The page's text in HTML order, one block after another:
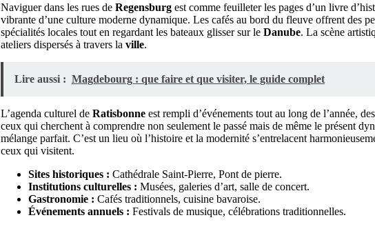
Naviguer dans les rues de Regensburg est comme feuilleter les pages d’un livre
vibrante d’une culture moderne dynamique. Les cafés au bord du fleuve offrent des
spécialités locales tout en regardant les bateaux glisser sur le Danube. La scène
ateliers dispersés à travers la ville.
Lire aussi : Magdebourg : que faire et que visiter, le guide complet
L’agenda culturel de Ratisbonne est rempli d’événements tout au long de l’année,
ceux qui cherchent à comprendre non seulement le passé mais de même le présent
mélange parfait. C’est un lieu où l’histoire et la modernité s’entrelacent
ceux qui visitent.
Sites historiques : Cathédrale Saint-Pierre, Pont de pierre.
Institutions culturelles : Musées, galeries d’art, salle de concert.
Gastronomie : Cafés traditionnels, cuisine bavaroise.
Événements annuels : Festivals de musique, célébrations traditionnelles.